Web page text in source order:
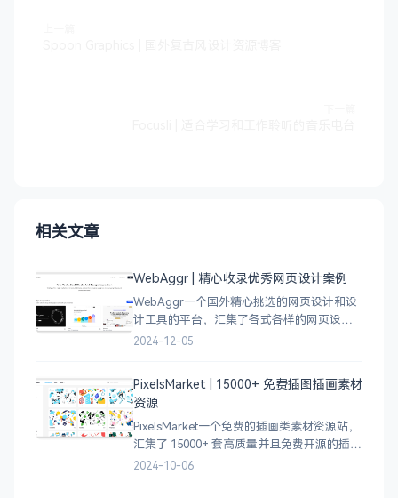
相关文章
WebAggr | 精心收录优秀网页设计案例
WebAggr一个国外精心挑选的网页设计和设
计工具的平台，汇集了各式各样的网页设计
案例，涵盖个人博客、时尚、设计、机构、
计，应
2024-12-05
PixelsMarket | 15000+ 免费插图插画素材
资源
PixelsMarket一个免费的插画类素材资源站，
汇集了 15000+ 套高质量并且免费开源的插图
插画和图标资源。
2024-10-06